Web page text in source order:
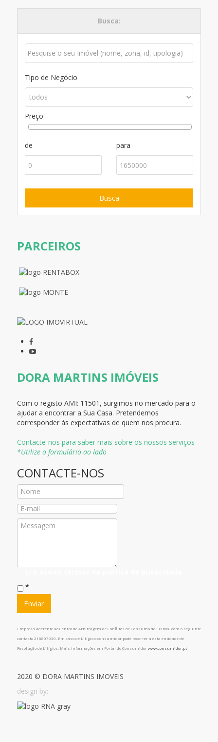
Busca:
Tipo de Negócio
Preço
de para
PARCEIROS
DORA MARTINS IMÓVEIS
Com o registo AMI: 11501, surgimos no mercado para o
ajudar a encontrar a Sua Casa. Pretendemos
corresponder às expectativas de quem nos procura.
Contacte-nos para saber mais sobre os nossos serviços
*Utilize o formulário ao lado
CONTACTE-NOS
*
Empresa aderente ao Centro de Arbitragem de Conflitos de Consumo de Lisboa. com o seguinte
contacto 218807030. Em caso de Litígio o consumidor pode recorrer a esta entidade de
Resolução de Litígios. Mais informações em Portal do Consumidorwww.consumidor.pt
2020 © DORA MARTINS IMOVEIS
design by: